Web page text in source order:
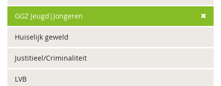
GGZ Jeugd|Jongeren
Huiselijk geweld
Justitieel/Criminaliteit
LVB